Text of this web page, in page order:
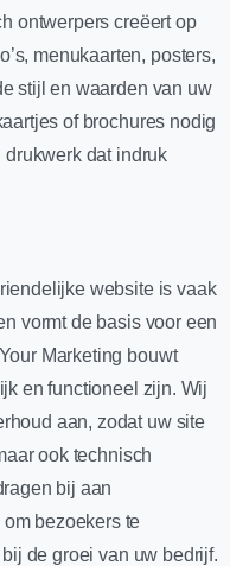
ontwerpers creëert op
menukaarten, posters,
stijl en waarden van uw
of brochures nodig
drukwerk dat indruk
website is vaak
vormt de basis voor een
Marketing bouwt
en functioneel zijn. Wij
aan, zodat uw site
ook technisch
bij aan
bezoekers te
de groei van uw bedrijf.